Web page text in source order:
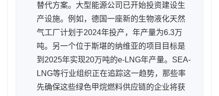
替代方案。大型能源公司已开始投资建设生
产设施。例如，德国一座新的生物液化天然
气工厂计划于2024年投产，年产量为6.3万
吨。另一个位于斯堪的纳维亚的项目目标是
到2025年实现20万吨的e-LNG年产量。SEA-
LNG等行业组织正在追踪这一趋势，那些率
先确保这些绿色甲烷燃料供应链的企业将获